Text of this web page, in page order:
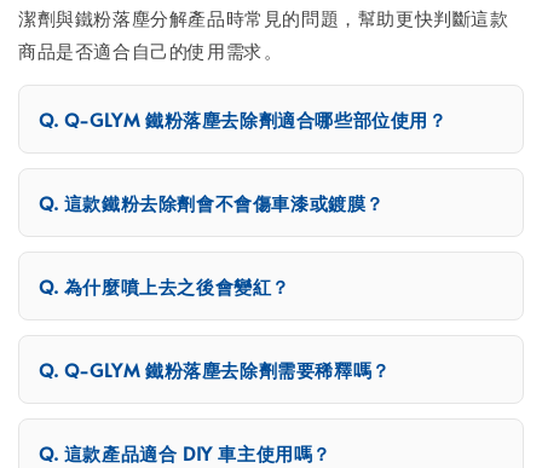
潔劑與鐵粉落塵分解產品時常見的問題，幫助更快判斷這款
商品是否適合自己的使用需求。
Q-GLYM 鐵粉落塵去除劑適合哪些部位使用？
這款鐵粉去除劑會不會傷車漆或鍍膜？
為什麼噴上去之後會變紅？
Q-GLYM 鐵粉落塵去除劑需要稀釋嗎？
這款產品適合 DIY 車主使用嗎？